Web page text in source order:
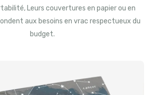
Leurs couvertures en papier ou en
aux besoins en vrac respectueux du
budget.